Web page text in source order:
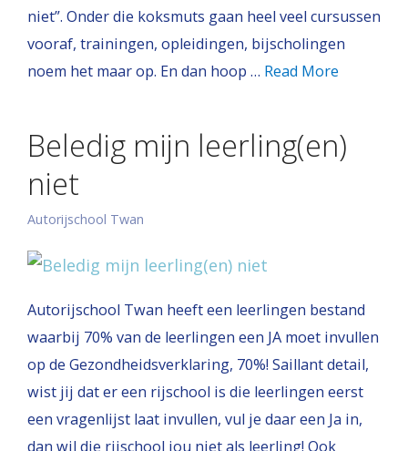
niet”. Onder die koksmuts gaan heel veel cursussen
vooraf, trainingen, opleidingen, bijscholingen
noem het maar op. En dan hoop … Read More
Beledig mijn leerling(en)
niet
Autorijschool Twan
Autorijschool Twan heeft een leerlingen bestand
waarbij 70% van de leerlingen een JA moet invullen
op de Gezondheidsverklaring, 70%! Saillant detail,
wist jij dat er een rijschool is die leerlingen eerst
een vragenlijst laat invullen, vul je daar een Ja in,
dan wil die rijschool jou niet als leerling! Ook